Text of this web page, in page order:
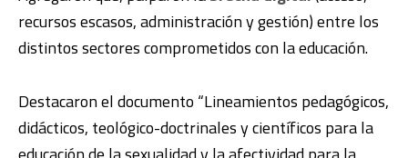
recursos escasos, administración y gestión) entre los
distintos sectores comprometidos con la educación.
Destacaron el documento “Lineamientos pedagógicos,
didácticos, teológico-doctrinales y científicos para la